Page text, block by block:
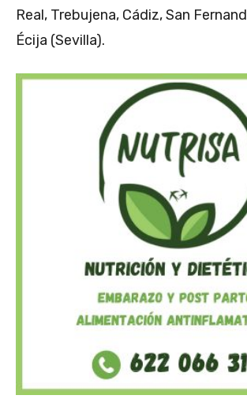
Real, Trebujena, Cádiz, San
Écija (Sevilla).